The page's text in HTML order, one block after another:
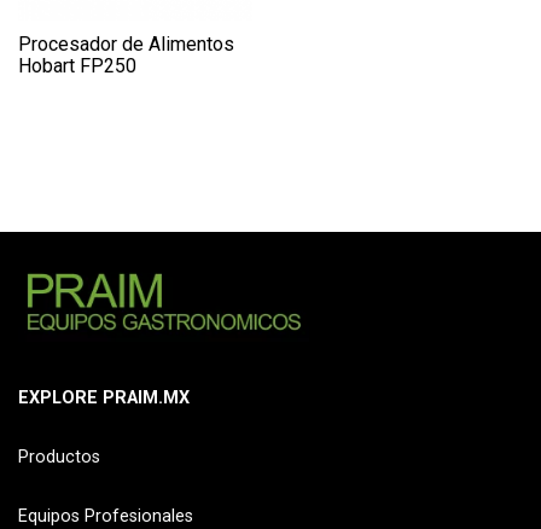
Procesador de Alimentos
Hobart FP250
EXPLORE PRAIM.MX
Productos
Equipos Profesionales